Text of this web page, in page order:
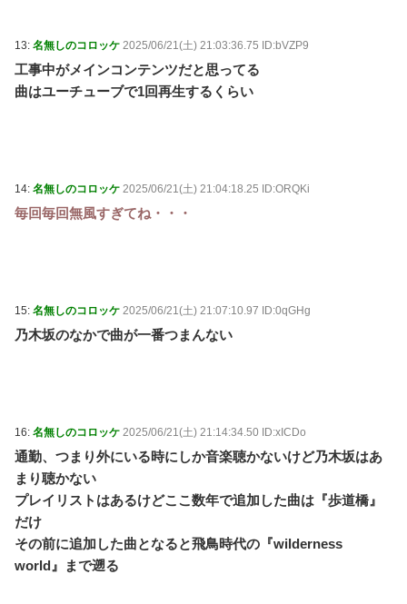
13: 名無しのコロッケ 2025/06/21(土) 21:03:36.75 ID:bVZP9
工事中がメインコンテンツだと思ってる
曲はユーチューブで1回再生するくらい
14: 名無しのコロッケ 2025/06/21(土) 21:04:18.25 ID:ORQKi
毎回毎回無風すぎてね・・・
15: 名無しのコロッケ 2025/06/21(土) 21:07:10.97 ID:0qGHg
乃木坂のなかで曲が一番つまんない
16: 名無しのコロッケ 2025/06/21(土) 21:14:34.50 ID:xICDo
通勤、つまり外にいる時にしか音楽聴かないけど乃木坂はあ
まり聴かない
プレイリストはあるけどここ数年で追加した曲は『歩道橋』
だけ
その前に追加した曲となると飛鳥時代の『wilderness
world』まで遡る